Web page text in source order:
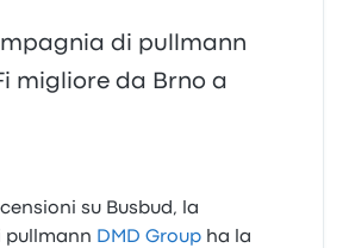
di pullmann
migliore da Brno a
su Busbud, la
pullmann DMD Group ha la